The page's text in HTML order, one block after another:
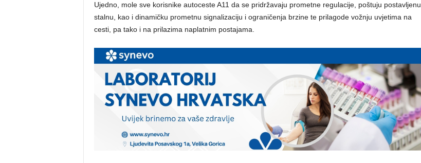
Ujedno, mole sve korisnike autoceste A11 da se pridržavaju prometne regulacije, poštuju postavljenu
stalnu, kao i dinamičku prometnu signalizaciju i ograničenja brzine te prilagode vožnju uvjetima na
cesti, pa tako i na prilazima naplatnim postajama.